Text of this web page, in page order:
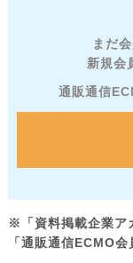
まだ
新規会
通販通信
※「資料掲載企業ア
「通販通信ECMO